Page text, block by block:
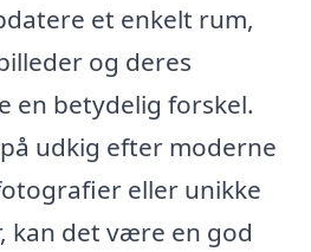
et enkelt rum,
og deres
en betydelig forskel.
udkig efter moderne
eller unikke
det være en god